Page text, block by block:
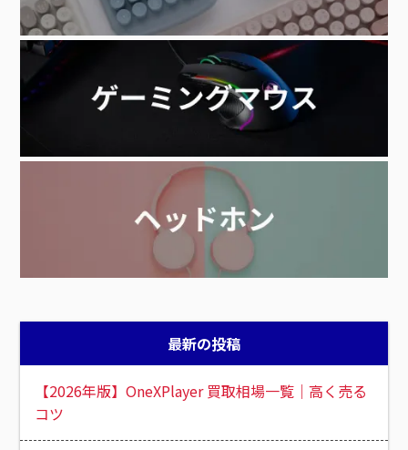
最新の投稿
【2026年版】OneXPlayer 買取相場一覧｜高く売る
コツ